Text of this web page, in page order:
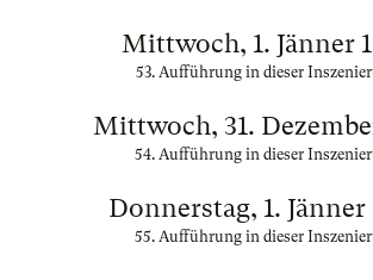
Mittwoch, 1. Jänner
53. Aufführung in dieser
Mittwoch, 31.
54. Aufführung in dieser
Donnerstag, 1. Jänner
55. Aufführung in dieser